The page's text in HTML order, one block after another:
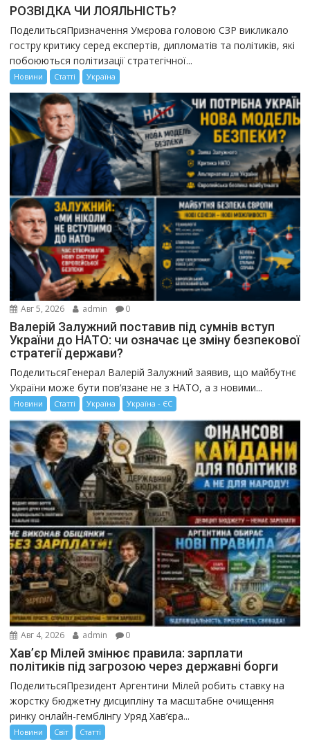
РОЗВІДКА ЧИ ЛОЯЛЬНІСТЬ?
ПоделитьсяПризначення Умєрова головою СЗР викликало
гостру критику серед експертів, дипломатів та політиків, які
побоюються політизації стратегічної...
Новини Статті Україна
Авг 5, 2026 admin 0
Валерій Залужний поставив під сумнів вступ
України до НАТО: чи означає це зміну безпекової
стратегії держави?
ПоделитьсяГенерал Валерій Залужний заявив, що майбутнє
України може бути пов’язане не з НАТО, а з новими...
Новини Статті Україна Україна - ЄС
Авг 4, 2026 admin 0
Хав’єр Мілей змінює правила: зарплати
політиків під загрозою через державні борги
ПоделитьсяПрезидент Аргентини Мілей робить ставку на
жорстку бюджетну дисципліну та масштабне очищення
ринку онлайн-гемблінгу Уряд Хав’єра...
Новини Світ Статті